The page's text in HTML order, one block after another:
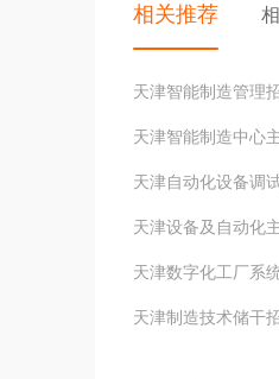
相关推荐
天津智能制造管理
天津智能制造中心
天津自动化设备调
天津设备及自动化
天津数字化工厂系
天津制造技术储干